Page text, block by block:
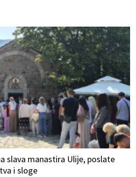
slava manastira Ulije, poslate
i sloge